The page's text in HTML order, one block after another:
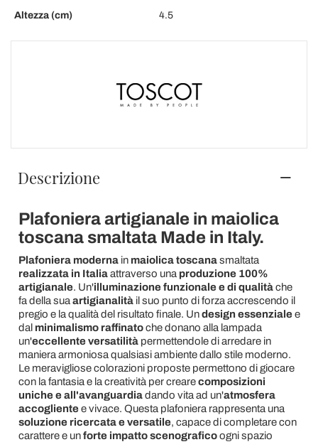
Altezza (cm)
4.5
Descrizione
Plafoniera artigianale in maiolica
toscana smaltata Made in Italy.
Plafoniera moderna inmaiolica toscanasmaltata
realizzata in Italiaattraverso una produzione 100%
artigianale. Un'illuminazione funzionale e di qualitàche
fa della sua artigianalità il suo punto di forza accrescendo il
pregio e la qualità del risultato finale. Undesign essenzialee
dal minimalismo raffinatoche donano alla lampada
un'eccellente versatilitàpermettendole di arredare in
maniera armoniosa qualsiasi ambiente dallo stile moderno.
Le meravigliose colorazioni proposte permettono di giocare
con la fantasia e la creatività per crearecomposizioni
uniche e all'avanguardiadando vita ad un'atmosfera
accoglientee vivace. Questa plafoniera rappresenta una
soluzione ricercata e versatile, capace di completare con
carattere e unforte impatto scenograficoogni spazio